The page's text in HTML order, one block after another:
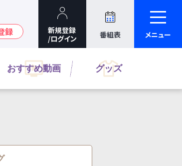
番組表 メニュー
おすすめ動画 グッズ